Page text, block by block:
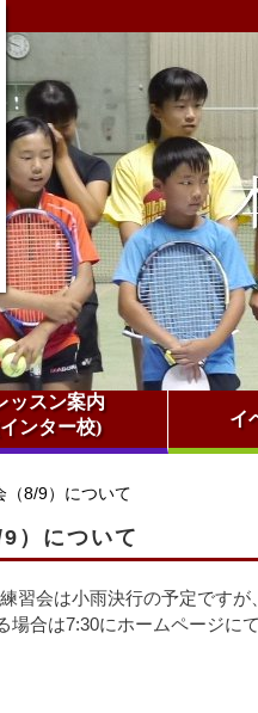
ッスン案内
ンター校)
イ
（8/9）について
）について
習会は小雨決行の予定ですが、
合は7:30にホームページに